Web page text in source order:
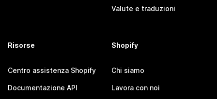
Valute e traduzioni
Risorse
Centro assistenza Shopify
Documentazione API
Shopify
Chi siamo
Lavora con noi